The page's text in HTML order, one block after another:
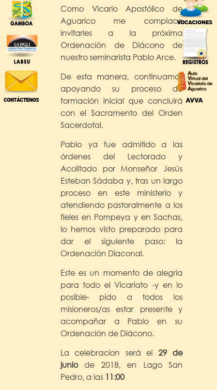
Como Vicario Apostólico de
Aguarico me complace
invitarles a la próxima
Ordenación de Diácono de
nuestro seminarista Pablo Arce.
De esta manera, continuamos
apoyando su proceso de
formación inicial que concluirá
con el Sacramento del Orden
Sacerdotal.
Pablo ya fue admitido a las
órdenes del Lectorado y
Acolitado por Monseñor Jesús
Esteban Sádaba y, tras un largo
proceso en este ministerio y
atendiendo pastoralmente a los
fieles en Pompeya y en Sachas,
lo hemos visto preparado para
dar el siguiente paso: la
Ordenación Diaconal.
Este es un momento de alegría
para todo el Vicariato -y en lo
posible- pido a todos los
misioneros/as estar presente y
acompañar a Pablo en su
Ordenación de Diácono.
La celebracion será el 29 de
juniode 2018, en Lago San
Pedro, a las 11:00